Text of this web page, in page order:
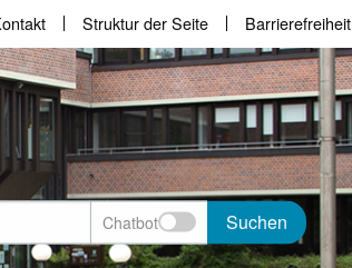
Struktur der Seite Barrierefreiheit
Chatbot Suchen